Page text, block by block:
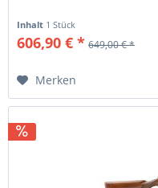
Inhalt 1 Stück
606,90 € * 649,00 € *
Merken